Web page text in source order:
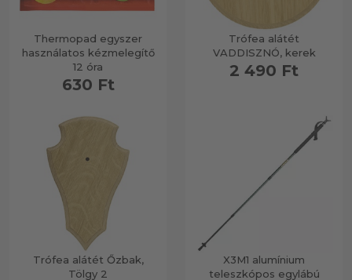
Thermopad egyszer
használatos kézmelegítő
12 óra
630 Ft
Trófea alátét
VADDISZNÓ, kerek
2 490 Ft
Trófea alátét Őzbak,
Tölgy 2
X3M1 alumínium
teleszkópos egylábú